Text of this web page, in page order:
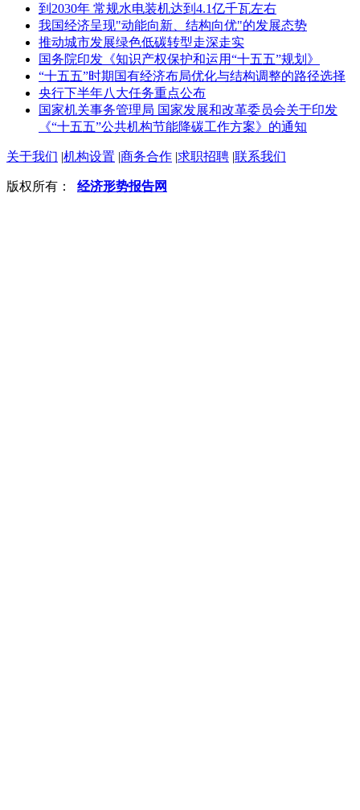
到2030年 常规水电装机达到4.1亿千瓦左右
我国经济呈现"动能向新、结构向优"的发展态势
推动城市发展绿色低碳转型走深走实
国务院印发《知识产权保护和运用“十五五”规划》
“十五五”时期国有经济布局优化与结构调整的路径选择
央行下半年八大任务重点公布
国家机关事务管理局 国家发展和改革委员会关于印发
《“十五五”公共机构节能降碳工作方案》的通知
关于我们 |机构设置 |商务合作 |求职招聘 |联系我们
版权所有： 经济形势报告网